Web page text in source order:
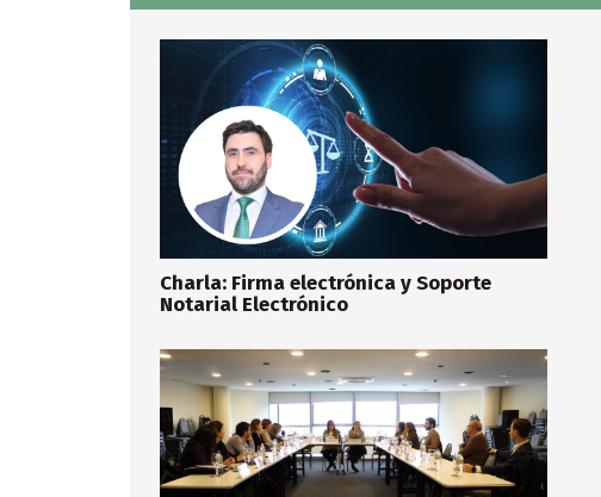
Charla: Firma electrónica y Soporte
Notarial Electrónico